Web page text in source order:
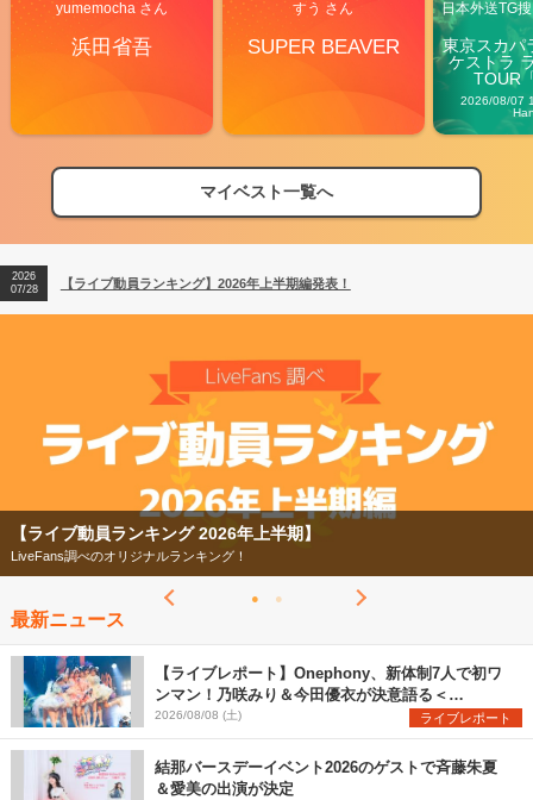
yumemocha さん
浜田省吾
すう さん
SUPER BEAVER
日本外送TG
東京スカパ
ケストラ
TOUR
2026/08/07
マイベスト一覧へ
【ライブ動員ランキング】2026年上半期編発表！
【フェス特集2026】フェス情報はここから！
2026
07/28
【ライブ動員ランキング】2026年上半期編発表！
【ライブ動員ランキング 2026年上半期】
LiveFans調べのオリジナルランキング！
最新ニュース
【ライブレポート】Onephony、新体制7人で初ワ
ンマン！乃咲みり＆今田優衣が決意語る＜
Onephony新体制1st Oneman Live はじまりの夏
＞
2026/08/08 (土) ライブレポート
結那バースデーイベント2026のゲストで斉藤朱夏
＆愛美の出演が決定